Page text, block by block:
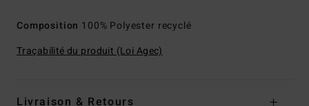
Composition 100% Polyester recyclé
Traçabilité du produit (Loi Agec)
Livraison & Retours